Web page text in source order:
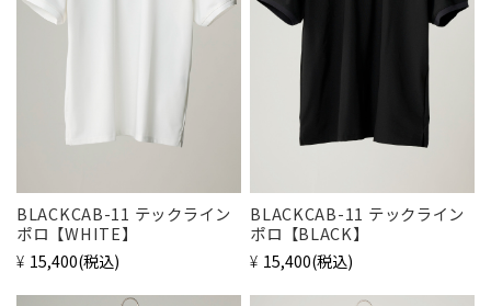
BLACKCAB-11 テックライン
ポロ【WHITE】
¥15,400(税込)
BLACKCAB-11 テックライン
ポロ【BLACK】
¥15,400(税込)